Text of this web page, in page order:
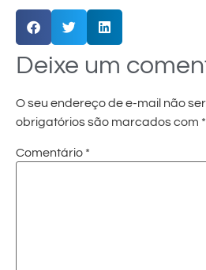
Deixe um
O seu endereço de e-mail não
obrigatórios são marcados com *
Comentário *